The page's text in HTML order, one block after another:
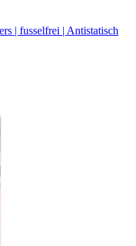
| fusselfrei | Antistatisch